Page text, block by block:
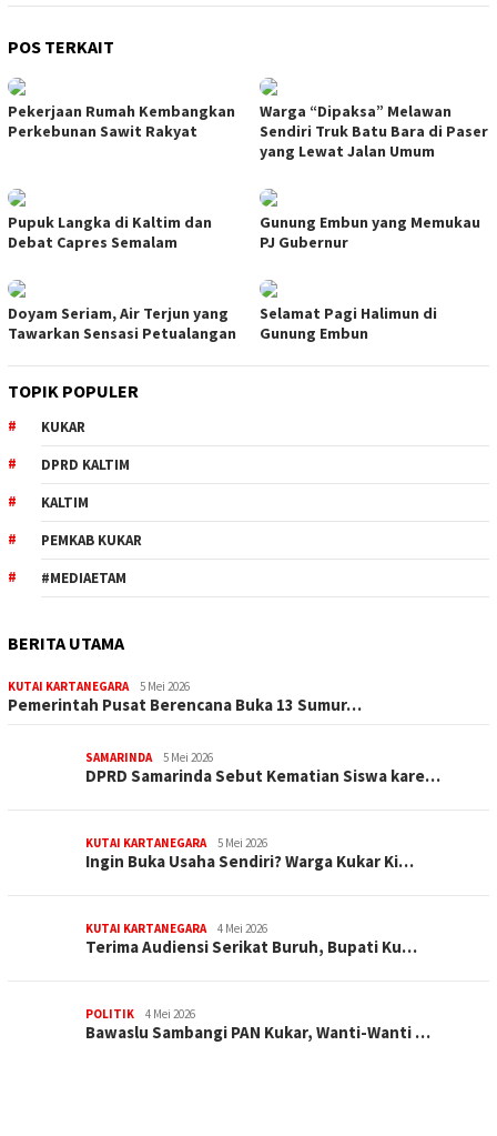
POS TERKAIT
Pekerjaan Rumah Kembangkan
Perkebunan Sawit Rakyat
Warga “Dipaksa” Melawan
Sendiri Truk Batu Bara di Paser
yang Lewat Jalan Umum
Pupuk Langka di Kaltim dan
Debat Capres Semalam
Gunung Embun yang Memukau
PJ Gubernur
Doyam Seriam, Air Terjun yang
Tawarkan Sensasi Petualangan
Selamat Pagi Halimun di
Gunung Embun
TOPIK POPULER
KUKAR
DPRD KALTIM
KALTIM
PEMKAB KUKAR
#MEDIAETAM
BERITA UTAMA
KUTAI KARTANEGARA 5 Mei 2026
Pemerintah Pusat Berencana Buka 13 Sumur…
SAMARINDA 5 Mei 2026
DPRD Samarinda Sebut Kematian Siswa kare…
KUTAI KARTANEGARA 5 Mei 2026
Ingin Buka Usaha Sendiri? Warga Kukar Ki…
KUTAI KARTANEGARA 4 Mei 2026
Terima Audiensi Serikat Buruh, Bupati Ku…
POLITIK 4 Mei 2026
Bawaslu Sambangi PAN Kukar, Wanti-Wanti …